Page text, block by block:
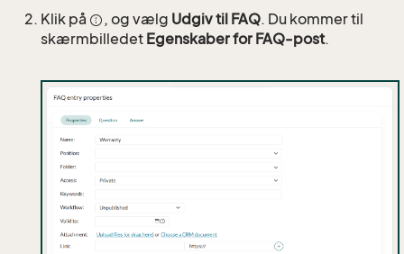
Klik på
, og vælg Udgiv til FAQ. Du kommer til
skærmbilledet Egenskaber for FAQ-post.